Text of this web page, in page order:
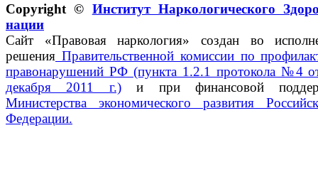
Copyright © Институт Наркологического
нации
Сайт «Правовая наркология» создан во
решения Правительственной комиссии по
правонарушений РФ (пункта 1.2.1 протокола №4
декабря 2011 г.)и при финансовой
Министерства экономического развития
Федерации.